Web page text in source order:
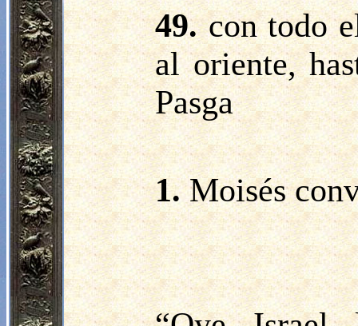
49.con todo
al oriente,
Pasga
1.Moisés